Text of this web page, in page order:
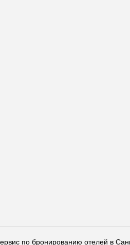
по бронированию отелей в